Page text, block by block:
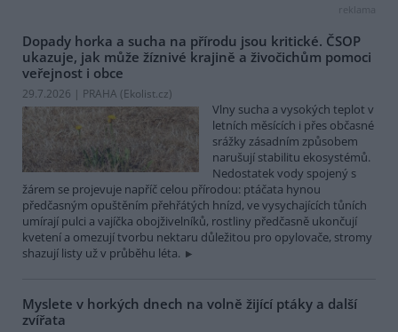
reklama
Dopady horka a sucha na přírodu jsou kritické. ČSOP
ukazuje, jak může žíznivé krajině a živočichům pomoci
veřejnost i obce
29.7.2026 | PRAHA (Ekolist.cz)
Vlny sucha a vysokých teplot v
letních měsících i přes občasné
srážky zásadním způsobem
narušují stabilitu ekosystémů.
Nedostatek vody spojený s
žárem se projevuje napříč celou přírodou: ptáčata hynou
předčasným opuštěním přehřátých hnízd, ve vysychajících tůních
umírají pulci a vajíčka obojživelníků, rostliny předčasně ukončují
kvetení a omezují tvorbu nektaru důležitou pro opylovače, stromy
shazují listy už v průběhu léta.
Myslete v horkých dnech na volně žijící ptáky a další
zvířata